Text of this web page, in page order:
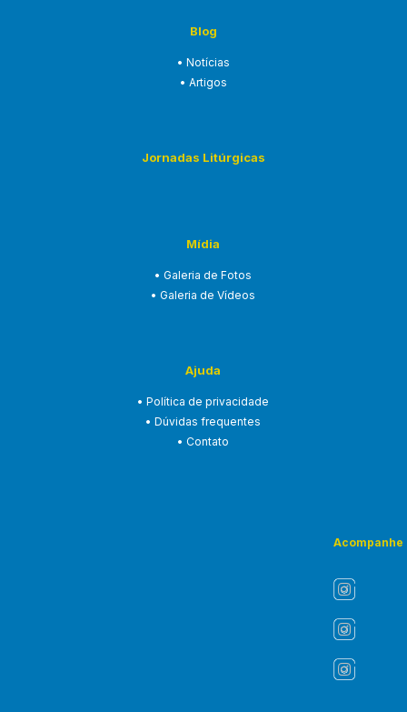
Blog
• Notícias
• Artigos
Jornadas Litúrgicas
Mídia
• Galeria de Fotos
• Galeria de Vídeos
Ajuda
• Política de privacidade
• Dúvidas frequentes
• Contato
Acompanhe